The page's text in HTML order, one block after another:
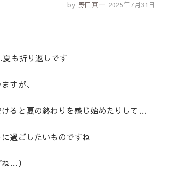
by 野口真一 2025年7月31日
も折り返しです
すが、
ると夏の終わりを感じ始めたりして…
過ごしたいものですね
…）